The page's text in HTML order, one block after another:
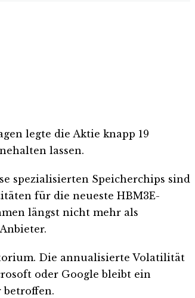
legte die Aktie knapp 19
lassen.
spezialisierten Speicherchips sind
für die neueste HBM3E-
längst nicht mehr als
Die annualisierte Volatilität
oder Google bleibt ein
betroffen.